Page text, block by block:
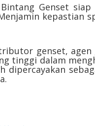
Genset siap
kepastian
genset,
tinggi dalam
dipercayakan